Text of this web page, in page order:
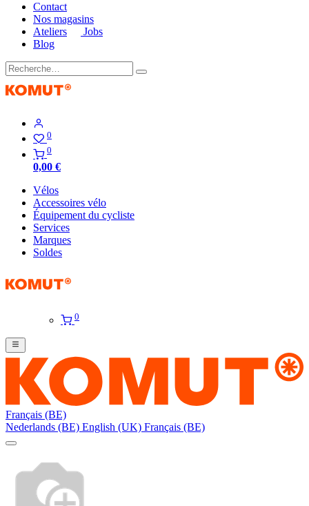
Contact
Nos magasins
Ateliers
Jobs
Blog
0
0
0,00 €
Vélos
Accessoires vélo
Équipement du cycliste
Services
Marques
Soldes
0
Français (BE)
Nederlands (BE) English (UK) Français (BE)